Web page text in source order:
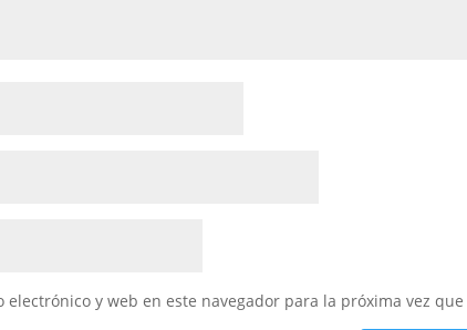
electrónico y web en este navegador para la próxima vez